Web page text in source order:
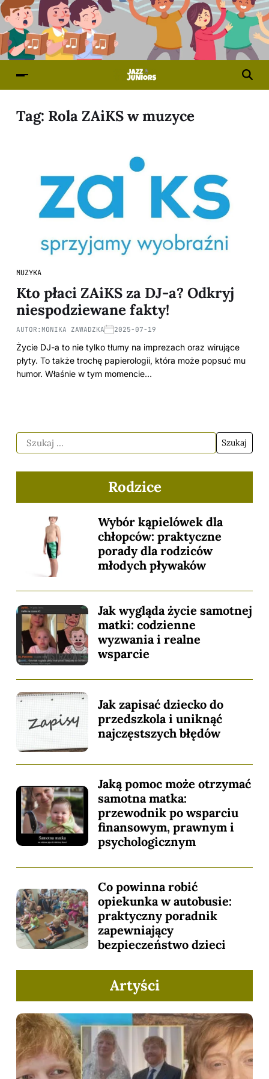
Tag: Rola ZAiKS w muzyce
MUZYKA
Kto płaci ZAiKS za DJ-a? Odkryj
niespodziewane fakty!
AUTOR: MONIKA ZAWADZKA 2025-07-19
Życie DJ-a to nie tylko tłumy na imprezach oraz wirujące
płyty. To także trochę papierologii, która może popsuć mu
humor. Właśnie w tym momencie…
Rodzice
Wybór kąpielówek dla
chłopców: praktyczne
porady dla rodziców
młodych pływaków
Jak wygląda życie samotnej
matki: codzienne
wyzwania i realne
wsparcie
Jak zapisać dziecko do
przedszkola i uniknąć
najczęstszych błędów
Jaką pomoc może otrzymać
samotna matka:
przewodnik po wsparciu
finansowym, prawnym i
psychologicznym
Co powinna robić
opiekunka w autobusie:
praktyczny poradnik
zapewniający
bezpieczeństwo dzieci
Artyści